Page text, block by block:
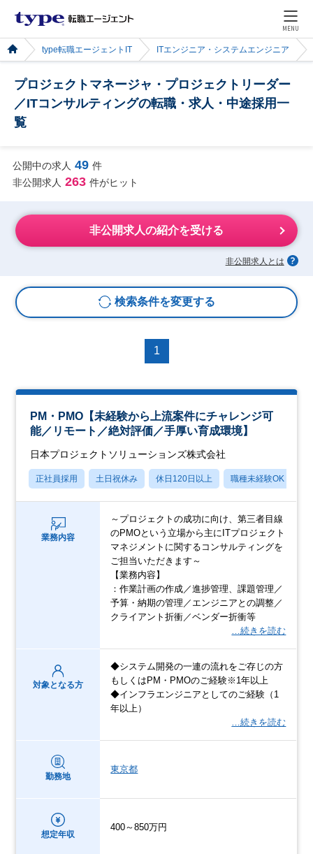
MENU
type転職エージェントIT ITエンジニア・システムエンジニア
プロジェクトマネージャ・プロジェクトリーダー
／ITコンサルティングの転職・求人・中途採用一
覧
公開中の求人 49 件
非公開求人 263 件がヒット
非公開求人の紹介を受ける
非公開求人とは
検索条件を変更する
1
PM・PMO【未経験から上流案件にチャレンジ可
能／リモート／絶対評価／手厚い育成環境】
日本プロジェクトソリューションズ株式会社
正社員採用 土日祝休み 休日120日以上 職種未経験OK
業務内容
～プロジェクトの成功に向け、第三者目線
のPMOという立場から主にITプロジェクト
マネジメントに関するコンサルティングを
ご担当いただきます～
【業務内容】
：作業計画の作成／進捗管理、課題管理／
予算・納期の管理／エンジニアとの調整／
クライアント折衝／ベンダー折衝等
…続きを読む
対象となる方
◆システム開発の一連の流れをご存じの方
もしくはPM・PMOのご経験※1年以上
◆インフラエンジニアとしてのご経験（1
年以上）
…続きを読む
勤務地
東京都
想定年収
400～850万円